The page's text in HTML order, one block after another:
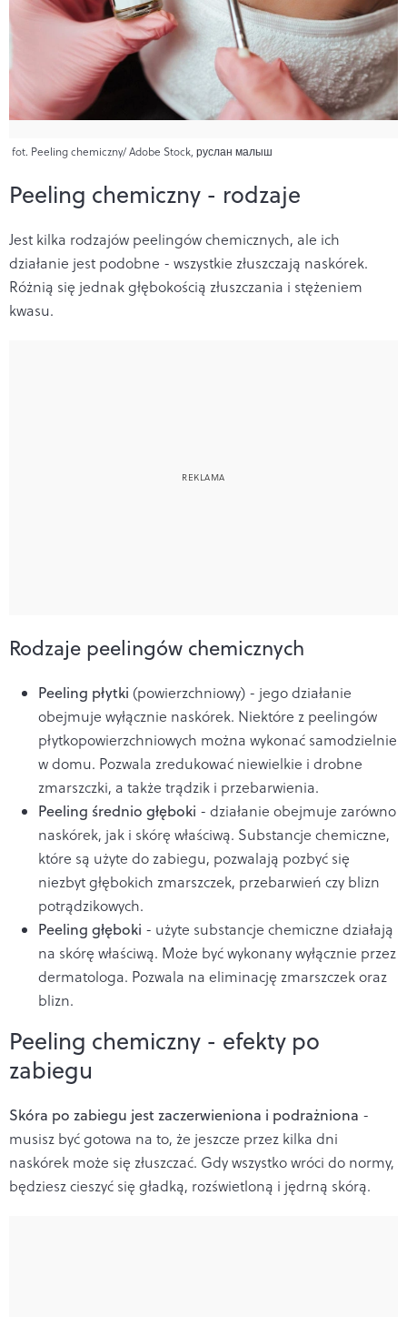
fot. Peeling chemiczny/ Adobe Stock, руслан малыш
Peeling chemiczny - rodzaje
Jest kilka rodzajów peelingów chemicznych, ale ich
działanie jest podobne - wszystkie złuszczają naskórek.
Różnią się jednak głębokością złuszczania i stężeniem
kwasu.
Rodzaje peelingów chemicznych
Peeling płytki (powierzchniowy) - jego działanie
obejmuje wyłącznie naskórek. Niektóre z peelingów
płytkopowierzchniowych można wykonać samodzielnie
w domu. Pozwala zredukować niewielkie i drobne
zmarszczki, a także trądzik i przebarwienia.
Peeling średnio głęboki - działanie obejmuje zarówno
naskórek, jak i skórę właściwą. Substancje chemiczne,
które są użyte do zabiegu, pozwalają pozbyć się
niezbyt głębokich zmarszczek, przebarwień czy blizn
potrądzikowych.
Peeling głęboki - użyte substancje chemiczne działają
na skórę właściwą. Może być wykonany wyłącznie przez
dermatologa. Pozwala na eliminację zmarszczek oraz
blizn.
Peeling chemiczny - efekty po
zabiegu
Skóra po zabiegu jest zaczerwieniona i podrażniona -
musisz być gotowa na to, że jeszcze przez kilka dni
naskórek może się złuszczać. Gdy wszystko wróci do normy,
będziesz cieszyć się gładką, rozświetloną i jędrną skórą.